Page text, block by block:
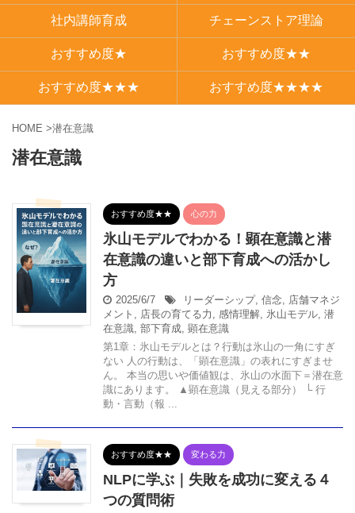
社内講師育成 チェーンストア理論
おすすめ度★ おすすめ度★★
おすすめ度★★★ おすすめ度★★★★
HOME >潜在意識
潜在意識
おすすめ度★★ 心の力
氷山モデルでわかる！顕在意識と潜
在意識の違いと部下育成への活かし
方
2025/6/7 リーダーシップ, 信念, 店舗マネジ
メント , 店長の育てる力 , 感情理解, 氷山モデル, 潜
在意識, 部下育成, 顕在意識
第1章：氷山モデルとは？行動は氷山の一角にすぎ
ない 人の行動は、「顕在意識」の表れにすぎませ
ん。 本当の思いや価値観は、氷山の水面下＝潜在意
識にあります。 ▲顕在意識（見える部分） └ 行
動・言動（報 ...
おすすめ度★★ 変わる力
NLPに学ぶ｜失敗を成功に変える４
つの質問術